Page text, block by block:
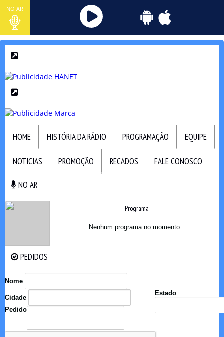
NO AR
HOME HISTÓRIA DA RÁDIO PROGRAMAÇÃO EQUIPE
NOTICIAS PROMOÇÃO RECADOS FALE CONOSCO
NO AR
Programa
Nenhum programa no momento
PEDIDOS
Nome
Cidade
Estado
Pedido